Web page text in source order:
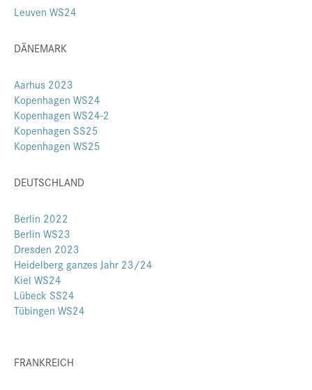
Presse
Jobs
Datenschutz
Service-Links
de |en
Leuven WS24
DÄNEMARK
Aarhus 2023
Kopenhagen WS24
Kopenhagen WS24-2
Kopenhagen SS25
Kopenhagen WS25
DEUTSCHLAND
Berlin 2022
Berlin WS23
Dresden 2023
Heidelberg ganzes Jahr 23/24
Kiel WS24
Lübeck SS24
Tübingen WS24
FRANKREICH